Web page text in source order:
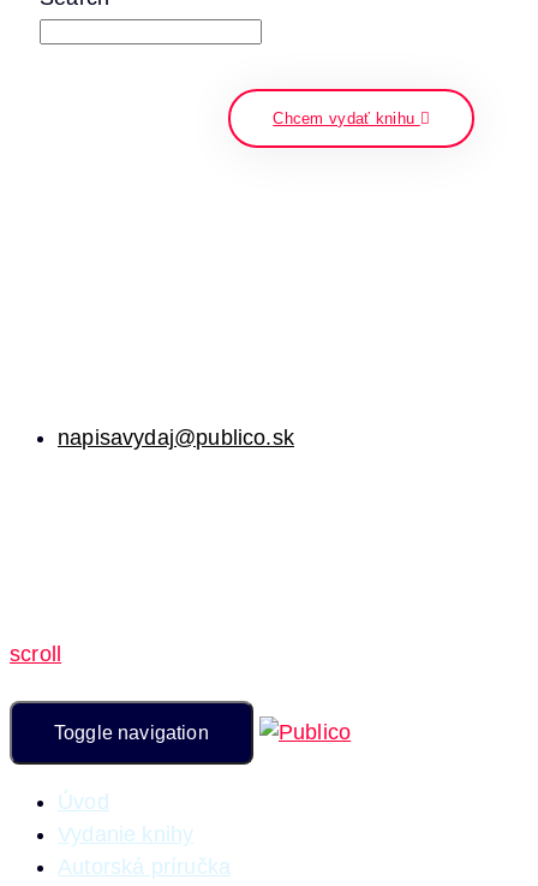
Chcem vydať knihu
napisavydaj@publico.sk
scroll
Toggle navigation
Úvod
Vydanie knihy
Autorská príručka